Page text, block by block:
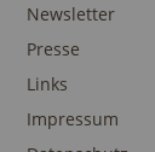
Newsletter
Presse
Links
Impressum